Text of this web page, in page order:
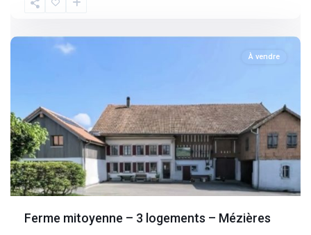
Fribourg
À vendre
Ferme mitoyenne – 3 logements – Mézières